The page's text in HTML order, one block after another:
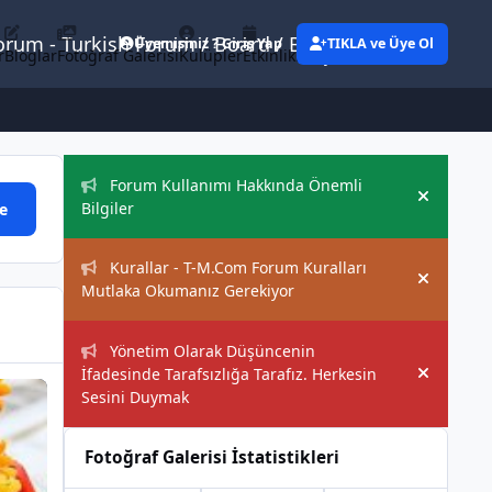
- Turkish Forum / Board / Blog
BloglarFotoğraf GalerisiKulüplerEtkinliklerEylemler
Üyemisiniz ? Giriş Yap TIKLA ve Üye Ol
Duyurular
Forum Kullanımı Hakkında Önemli
Bilgiler
Hide
Kurallar - T-M.Com Forum Kuralları
Mutlaka Okumanız Gerekiyor
Hide
Yönetim Olarak Düşüncenin
İfadesinde Tarafsızlığa Tarafız. Herkesin
Sesini Duymak
Hide
Fotoğraf Galerisi İstatistikleri